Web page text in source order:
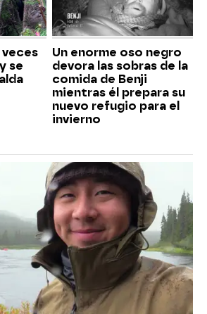
veces
se
Un enorme oso negro
devora las sobras de la
comida de Benji
mientras él prepara su
nuevo refugio para el
invierno